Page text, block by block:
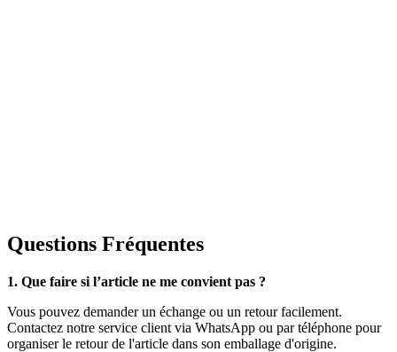
Questions Fréquentes
1. Que faire si l’article ne me convient pas ?
Vous pouvez demander un échange ou un retour facilement.
Contactez notre service client via WhatsApp ou par téléphone pour
organiser le retour de l'article dans son emballage d'origine.